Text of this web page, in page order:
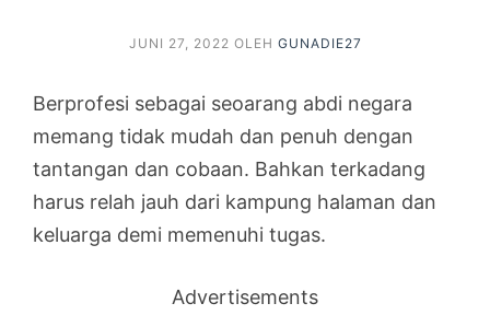
JUNI 27, 2022 OLEH GUNADIE27
Berprofesi sebagai seoarang abdi negara
memang tidak mudah dan penuh dengan
tantangan dan cobaan. Bahkan terkadang
harus relah jauh dari kampung halaman dan
keluarga demi memenuhi tugas.
Advertisements